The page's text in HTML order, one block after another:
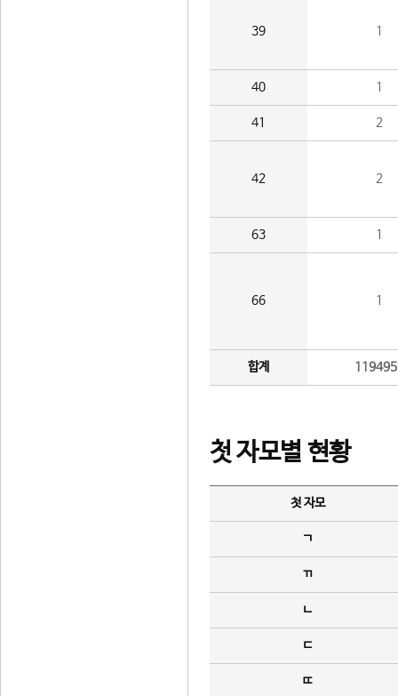
39 1
40 1
41 2
42 2
63 1
66 1
합계
첫 자모별 현황
첫 자모
ㄱ
ㄲ
ㄴ
ㄷ
ㄸ